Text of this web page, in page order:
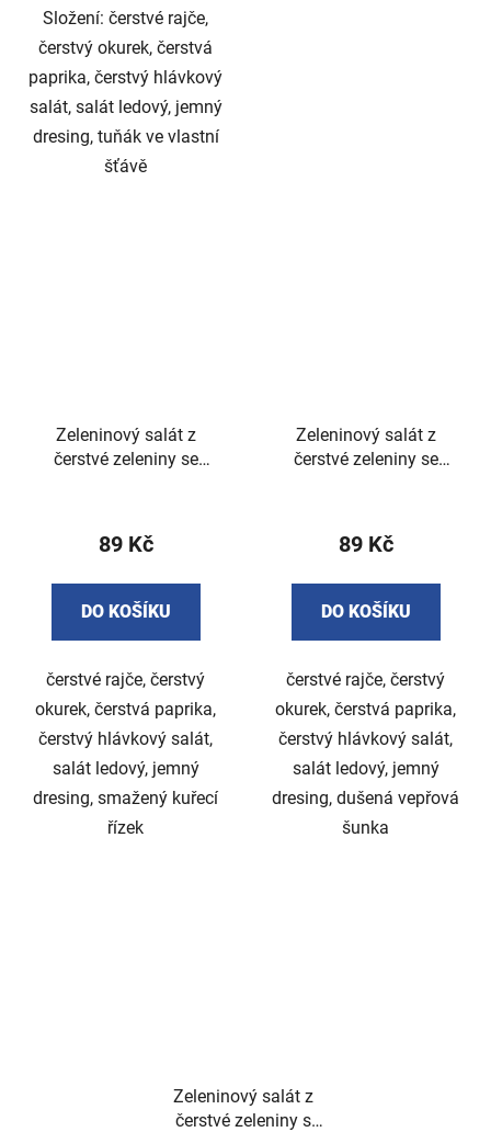
Složení: čerstvé rajče,
čerstvý okurek, čerstvá
paprika, čerstvý hlávkový
salát, salát ledový, jemný
dresing, tuňák ve vlastní
šťávě
Zeleninový salát z
čerstvé zeleniny se
89 Kč
DO KOŠÍKU
čerstvé rajče, čerstvý
okurek, čerstvá paprika,
čerstvý hlávkový salát,
salát ledový, jemný
dresing, smažený kuřecí
řízek
Zeleninový salát z
čerstvé zeleniny se
89 Kč
DO KOŠÍKU
čerstvé rajče, čerstvý
okurek, čerstvá paprika,
čerstvý hlávkový salát,
salát ledový, jemný
dresing, dušená vepřová
šunka
Zeleninový salát z
čerstvé zeleniny s